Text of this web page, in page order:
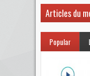
Articles du
Popular